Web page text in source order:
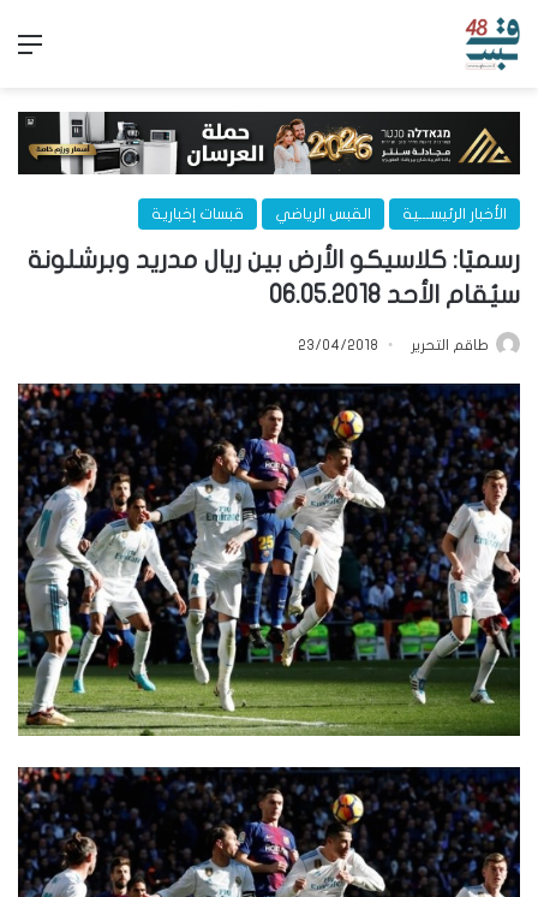
الأخبار الرئيســـية القبس الرياضي قبسات إخبارية
رسميًا: كلاسيكو الأرض بين ريال مدريد وبرشلونة
سيُقام الأحد 06.05.2018
طاقم التحرير 23/04/2018